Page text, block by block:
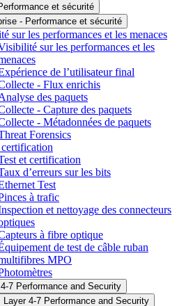
et sécurité
- Performance et sécurité
sur les performances et les menaces
sur les performances et les
de l’utilisateur final
- Flux enrichis
des paquets
- Capture des paquets
- Métadonnées de paquets
Forensics
certification
et certification
d’erreurs sur les bits
Test
à trafic
et nettoyage des connecteurs
à fibre optique
de test de câble ruban
MPO
7 Performance and Security
Layer 4-7 Performance and Security